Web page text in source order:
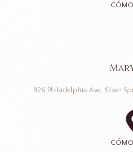
926 Philadelphia Ave, Silver